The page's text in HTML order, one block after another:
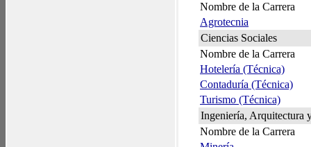
Nombre de la Carrera
Agrotecnia
Ciencias Sociales
Nombre de la Carrera
Hotelería (Técnica)
Contaduría (Técnica)
Turismo (Técnica)
Ingeniería, Arquitectura
Nombre de la Carrera